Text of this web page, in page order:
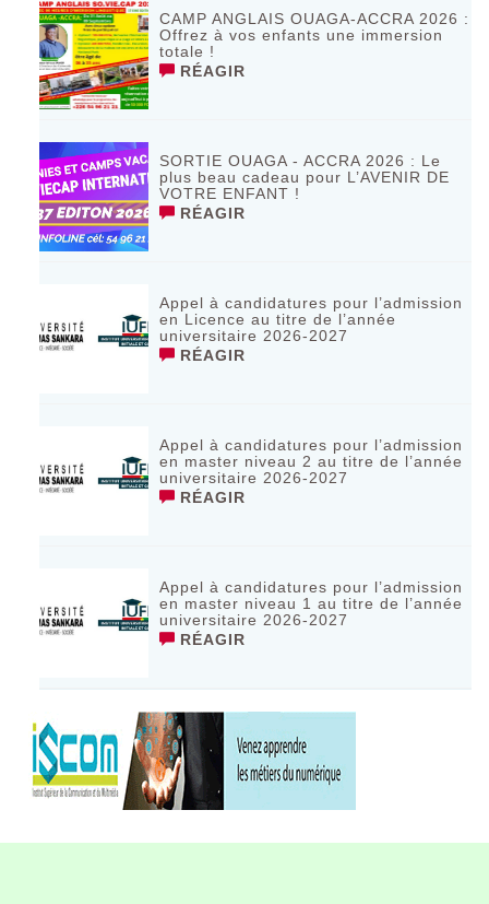
RÉAGIR
CAMP ANGLAIS OUAGA-ACCRA 2026 :
Offrez à vos enfants une immersion
totale !
RÉAGIR
SORTIE OUAGA - ACCRA 2026 : Le
plus beau cadeau pour L’AVENIR DE
VOTRE ENFANT !
RÉAGIR
Appel à candidatures pour l’admission
en Licence au titre de l’année
universitaire 2026-2027
RÉAGIR
Appel à candidatures pour l’admission
en master niveau 2 au titre de l’année
universitaire 2026-2027
RÉAGIR
Appel à candidatures pour l’admission
en master niveau 1 au titre de l’année
universitaire 2026-2027
RÉAGIR